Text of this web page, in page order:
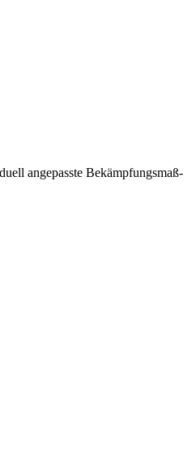
ange­pass­te Bekämp­fungs­maß­